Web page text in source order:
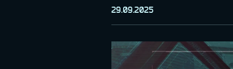
29.09.2025